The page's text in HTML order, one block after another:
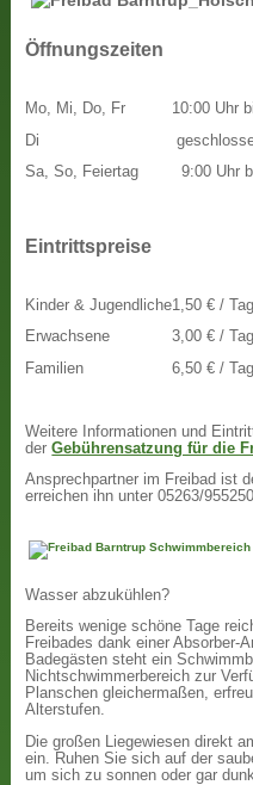
Öffnungszeiten
Mo, Mi, Do, Fr
Di
Sa, So, Feiertag
10:00 Uhr
9:00 Uhr
Eintrittspreise
Kinder & Jugendliche
Erwachsene
Familien
1,50 € / Tag
3,00 € / Tag
6,50 € / Tag
Weitere Informationen und
derGebührensatzung für die
Ansprechpartner im Freibad ist
erreichen ihn unter 05263/
Wasser abzukühlen?
Bereits wenige schöne Tage
Freibades dank einer Absorber-
Badegästen steht ein
Nichtschwimmerbereich zur
Planschen gleichermaßen,
Alterstufen.
Die großen Liegewiesen direkt
ein. Ruhen Sie sich auf der
um sich zu sonnen oder gar